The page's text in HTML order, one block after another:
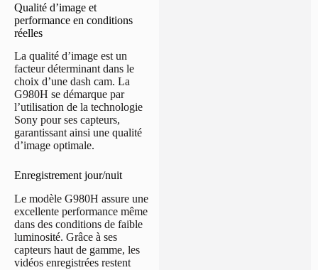
Qualité d’image et
performance en conditions
réelles
La qualité d’image est un
facteur déterminant dans le
choix d’une dash cam. La
G980H se démarque par
l’utilisation de la technologie
Sony pour ses capteurs,
garantissant ainsi une qualité
d’image optimale.
Enregistrement jour/nuit
Le modèle G980H assure une
excellente performance même
dans des conditions de faible
luminosité. Grâce à ses
capteurs haut de gamme, les
vidéos enregistrées restent